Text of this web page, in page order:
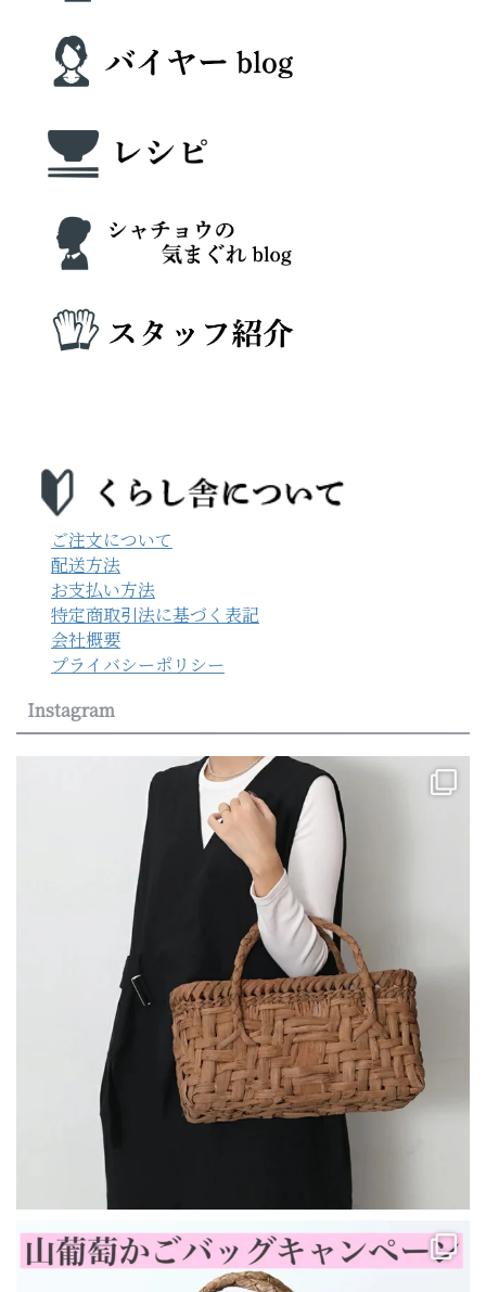
ご注文について
配送方法
お支払い方法
特定商取引法に基づく表記
会社概要
プライバシーポリシー
Instagram